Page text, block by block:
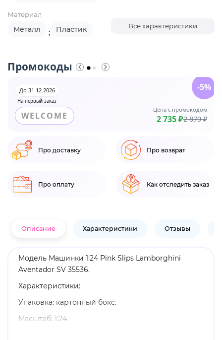
Материал
Металл ; Пластик Все характеристики
Промокоды
На первый заказ
До 31.12.2026
WELCOME
Цена с промокодом
2 735 ₽2 879 ₽
-5%
Про доставку Про возврат
Про оплату Как отследить заказ
Описание Характеристики Отзывы
Модель Машинки 1:24 Pink Slips Lamborghini
Aventador SV 35536.
Характеристики:
Упаковка: картонный бокс.
Масштаб: 1:24.